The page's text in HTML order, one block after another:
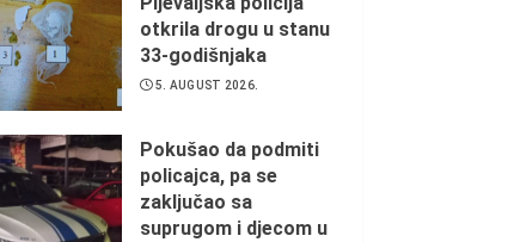
otkrila drogu u stanu
33-godišnjaka
5. AUGUST 2026.
Pokušao da podmiti
policajca, pa se
zaključao sa
suprugom i djecom u